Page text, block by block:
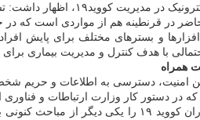
هاشمی، ضمن اشاره به
در قرنطینه هم از مواردی است که در
و بسترهای مختلف برای پایش
با هدف کنترل و مدیریت بیماری
همراه
امنیت، دسترسی به اطلاعات و حریم
دستور کار وزارت ارتباطات و
در دوران کووید ۱۹ را یکی دیگر